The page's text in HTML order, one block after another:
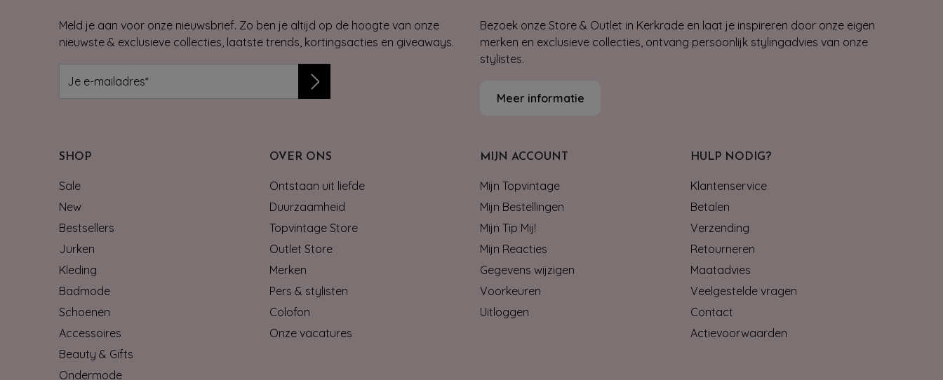
Meld je aan voor onze nieuwsbrief. Zo ben je altijd op de hoogte van onze
nieuwste & exclusieve collecties, laatste trends, kortingsacties en giveaways.
Bezoek onze Store & Outlet in Kerkrade en laat je inspireren door onze eigen
merken en exclusieve collecties, ontvang persoonlijk stylingadvies van onze
stylistes.
Meer informatie
SHOP
Sale
New
Bestsellers
Jurken
Kleding
Badmode
Schoenen
Accessoires
Beauty & Gifts
Ondermode
OVER ONS
Ontstaan uit liefde
Duurzaamheid
Topvintage Store
Outlet Store
Merken
Pers & stylisten
Colofon
Onze vacatures
MIJN ACCOUNT
Mijn Topvintage
Mijn Bestellingen
Mijn Tip Mij!
Mijn Reacties
Gegevens wijzigen
Voorkeuren
Uitloggen
HULP NODIG?
Klantenservice
Betalen
Verzending
Retourneren
Maatadvies
Veelgestelde vragen
Contact
Actievoorwaarden